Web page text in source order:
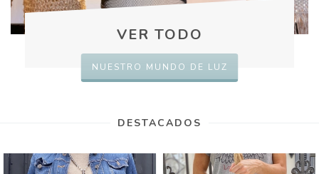
VER TODO
NUESTRO MUNDO DE LUZ
DESTACADOS